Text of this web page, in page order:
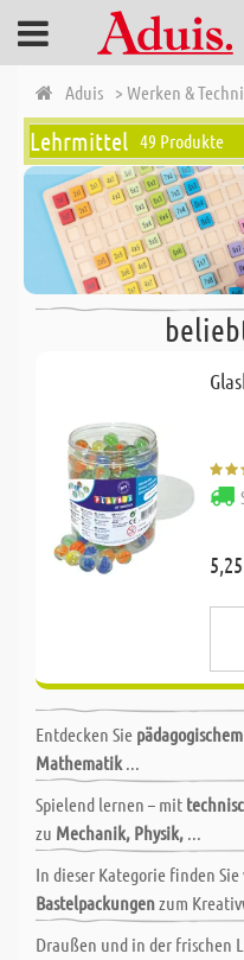
Aduis > Werken &
Lehrmittel 49 Produkte
Entdecken Sie
Mathematik ...
Technik Baukästen
Spielend lernen – mit
zu Mechanik, Physik, ...
Bastelsets für Kinder
In dieser Kategorie finden
Bastelpackungenzum
Outdoor
Draußen und in der frischen